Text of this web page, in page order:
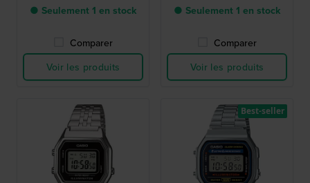
● Seulement 1 en stock
Comparer
Voir les produits
● Seulement 1 en stock
Comparer
Voir les produits
Best-seller